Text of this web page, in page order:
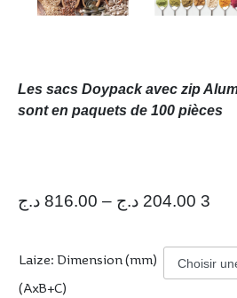
Les sacs Doypack avec zip
sont en paquets de 100 pièces
816.00 د.ج – 3 204.00 د.ج
Laize: Dimension (mm)
(AxB+C)